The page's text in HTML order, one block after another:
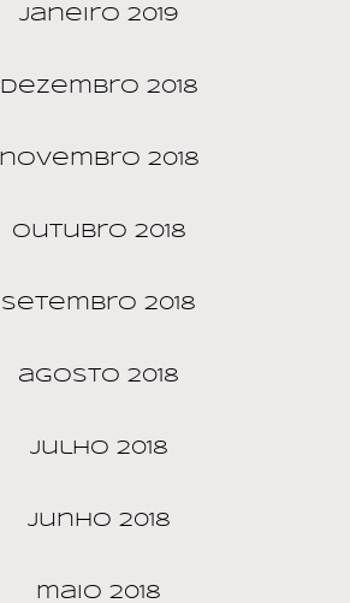
janeiro 2019
dezembro 2018
novembro 2018
outubro 2018
setembro 2018
agosto 2018
julho 2018
junho 2018
maio 2018